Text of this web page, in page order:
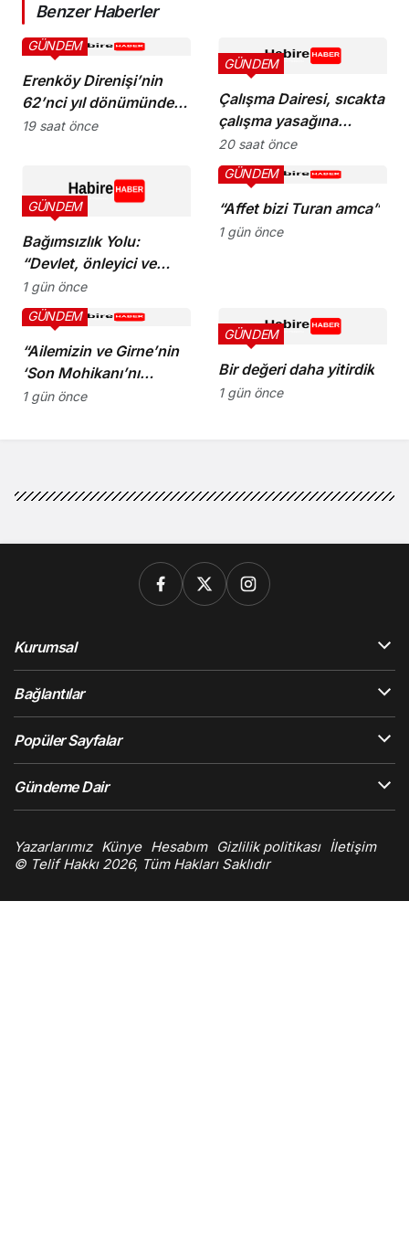
Benzer Haberler
Erenköy Direnişi’nin
62’nci yıl dönümünde
şehitler törenle anıldı
GÜNDEM
19 saat önce
Çalışma Dairesi, sıcakta
çalışma yasağına
uymayan 19 iş yerine
uyarı verdi
GÜNDEM
20 saat önce
Bağımsızlık Yolu:
“Devlet, önleyici ve
koruyucu
sorumluluklarını yerine
getirmeli”
GÜNDEM
1 gün önce
“Affet bizi Turan amca”
GÜNDEM
1 gün önce
“Ailemizin ve Girne’nin
‘Son Mohikanı’nı
kaybettik”
GÜNDEM
1 gün önce
Bir değeri daha yitirdik
GÜNDEM
1 gün önce
Kurumsal
Bağlantılar
Popüler Sayfalar
Gündeme Dair
Yazarlarımız Künye Hesabım Gizlilik politikası İletişim
© Telif Hakkı 2026, Tüm Hakları Saklıdır